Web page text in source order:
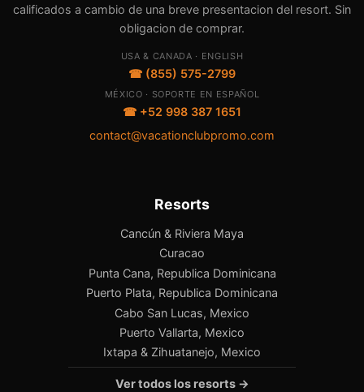
calificados a cambio de una breve presentacion del resort. Sin
obligacion de comprar.
USA & CANADA · ENGLISH
☎ (855) 575-2799
MÉXICO · SOPORTE EN ESPAÑOL
☎ +52 998 387 1651
contact@vacationclubpromo.com
Resorts
Cancún & Riviera Maya
Curacao
Punta Cana, Republica Dominicana
Puerto Plata, Republica Dominicana
Cabo San Lucas, Mexico
Puerto Vallarta, Mexico
Ixtapa & Zihuatanejo, Mexico
Ver todos los resorts →